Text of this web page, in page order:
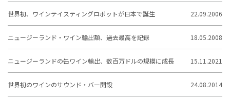
世界初、ワインテイスティングロボットが日本で誕生 22.09.2006
ニュージーランド・ワイン輸出額、過去最高を記録 18.05.2008
ニュージーランドの缶ワイン輸出、数百万ドルの規模に成長 15.11.2021
世界初のワインのサウンド・バー開設 24.08.2014